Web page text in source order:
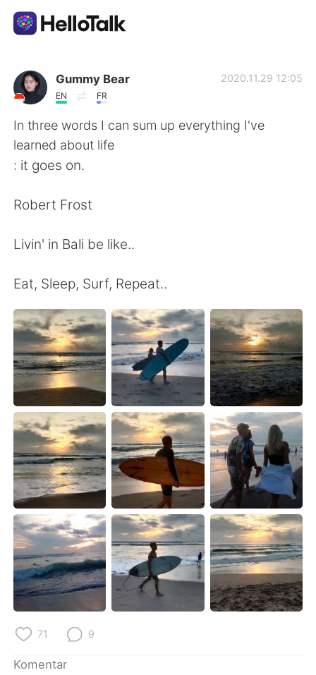
Aplikasi Pertukaran Bahasa
AI Grammar Checker
Indonesia
English
繁體中文 Español
العربية Français
Deutsch 日本語
한국어 Русский
ไทย Italiano
Türkçe Tiếng Việt
Português
Gummy Bear
EN FR
2020.11.29 12:05
In three words I can sum up everything I've
learned about life
: it goes on.
Robert Frost
Livin' in Bali be like..
Eat, Sleep, Surf, Repeat..
71 9
Komentar